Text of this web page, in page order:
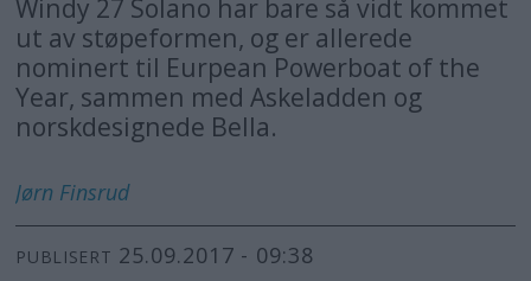
Windy 27 Solano har bare så vidt kommet
ut av støpeformen, og er allerede
nominert til Eurpean Powerboat of the
Year, sammen med Askeladden og
norskdesignede Bella.
Jørn Finsrud
PUBLISERT 25.09.2017 - 09:38